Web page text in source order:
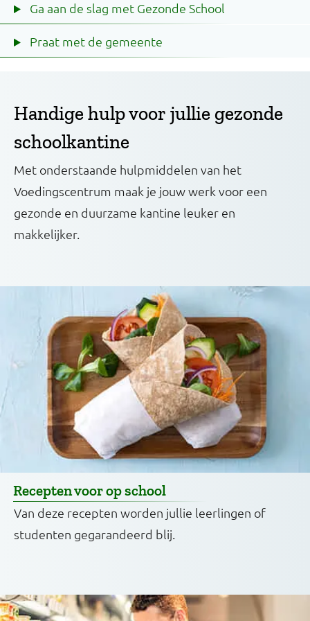
Ga aan de slag met Gezonde School
Praat met de gemeente
Handige hulp voor jullie gezonde
schoolkantine
Met onderstaande hulpmiddelen van het
Voedingscentrum maak je jouw werk voor een
gezonde en duurzame kantine leuker en
makkelijker.
Recepten voor op school
Van deze recepten worden jullie leerlingen of
studenten gegarandeerd blij.